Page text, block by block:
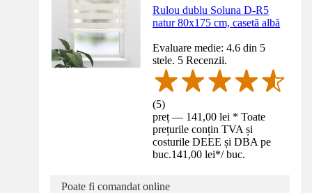
Rulou dublu Soluna D-R5
natur 80x175 cm, casetă albă
Evaluare medie: 4.6 din 5
stele. 5 Recenzii.
(5)
preț — 141,00 lei * Toate
prețurile conțin TVA și
costurile DEEE și DBA pe
buc.141,00 lei*/ buc.
Poate fi comandat online